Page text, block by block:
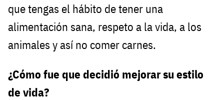
que tengas el hábito de tener una
alimentación sana, respeto a la vida, a los
animales y así no comer carnes.
¿Cómo fue que decidió mejorar su estilo
de vida?